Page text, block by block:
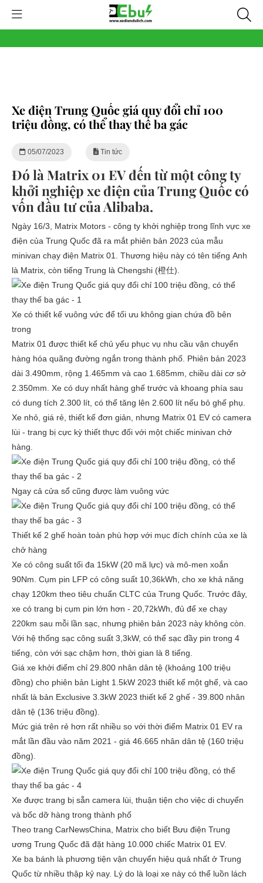
Xe điện Trung Quốc giá quy đổi chỉ 100
triệu đồng, có thể thay thế ba gác
05/07/2023 Tin tức
Đó là Matrix 01 EV đến từ một công ty
khởi nghiệp xe điện của Trung Quốc có
vốn đầu tư của Alibaba.
Ngày 16/3, Matrix Motors - công ty khởi nghiệp trong lĩnh vực xe
điện của Trung Quốc đã ra mắt phiên bản 2023 của mẫu
minivan chạy điện Matrix 01. Thương hiệu này có tên tiếng Anh
là Matrix, còn tiếng Trung là Chengshi (橙仕).
Xe có thiết kế vuông vức để tối ưu không gian chứa đồ bên
trong
Matrix 01 được thiết kế chủ yếu phục vụ nhu cầu vận chuyển
hàng hóa quãng đường ngắn trong thành phố. Phiên bản 2023
dài 3.490mm, rộng 1.465mm và cao 1.685mm, chiều dài cơ sở
2.350mm. Xe có duy nhất hàng ghế trước và khoang phía sau
có dung tích 2.300 lít, có thể tăng lên 2.600 lít nếu bỏ ghế phụ.
Xe nhỏ, giá rẻ, thiết kế đơn giản, nhưng Matrix 01 EV có camera
lùi - trang bị cực kỳ thiết thực đối với một chiếc minivan chở
hàng.
Ngay cả cửa sổ cũng được làm vuông vức
Thiết kế 2 ghế hoàn toàn phù hợp với mục đích chính của xe là
chở hàng
Xe có công suất tối đa 15kW (20 mã lực) và mô-men xoắn
90Nm. Cụm pin LFP có công suất 10,36kWh, cho xe khả năng
chạy 120km theo tiêu chuẩn CLTC của Trung Quốc. Trước đây,
xe có trang bị cụm pin lớn hơn - 20,72kWh, đủ để xe chạy
220km sau mỗi lần sạc, nhưng phiên bản 2023 này không còn.
Với hệ thống sạc công suất 3,3kW, có thể sạc đầy pin trong 4
tiếng, còn với sạc chậm hơn, thời gian là 8 tiếng.
Giá xe khởi điểm chỉ 29.800 nhân dân tệ (khoảng 100 triệu
đồng) cho phiên bản Light 1.5kW 2023 thiết kế một ghế, và cao
nhất là bản Exclusive 3.3kW 2023 thiết kế 2 ghế - 39.800 nhân
dân tệ (136 triệu đồng).
Mức giá trên rẻ hơn rất nhiều so với thời điểm Matrix 01 EV ra
mắt lần đầu vào năm 2021 - giá 46.665 nhân dân tệ (160 triệu
đồng).
Xe được trang bị sẵn camera lùi, thuận tiện cho việc di chuyển
và bốc dỡ hàng trong thành phố
Theo trang CarNewsChina , Matrix cho biết Bưu điện Trung
ương Trung Quốc đã đặt hàng 10.000 chiếc Matrix 01 EV.
Xe ba bánh là phương tiện vận chuyển hiệu quả nhất ở Trung
Quốc từ nhiều thập kỷ nay. Lý do là loại xe này có thể luồn lách